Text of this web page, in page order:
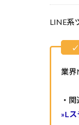
LINE系
業界
・
»L